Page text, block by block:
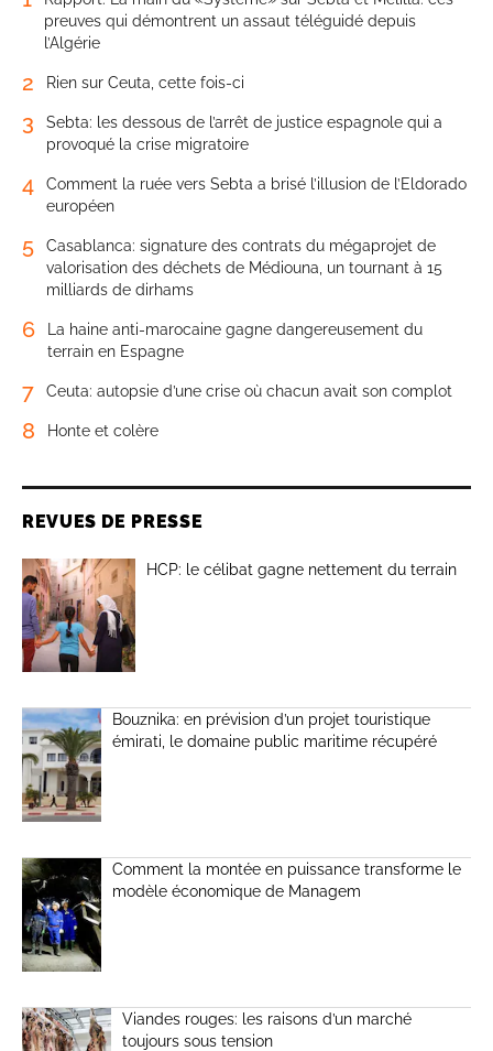
preuves qui démontrent un assaut téléguidé depuis
l’Algérie
2 Rien sur Ceuta, cette fois-ci
3
Sebta: les dessous de l’arrêt de justice espagnole qui a
provoqué la crise migratoire
4
Comment la ruée vers Sebta a brisé l’illusion de l’Eldorado
européen
5
Casablanca: signature des contrats du mégaprojet de
valorisation des déchets de Médiouna, un tournant à 15
milliards de dirhams
6
La haine anti-marocaine gagne dangereusement du
terrain en Espagne
7 Ceuta: autopsie d’une crise où chacun avait son complot
8 Honte et colère
REVUES DE PRESSE
HCP: le célibat gagne nettement du terrain
Bouznika: en prévision d’un projet touristique
émirati, le domaine public maritime récupéré
Comment la montée en puissance transforme le
modèle économique de Managem
Viandes rouges: les raisons d’un marché
toujours sous tension